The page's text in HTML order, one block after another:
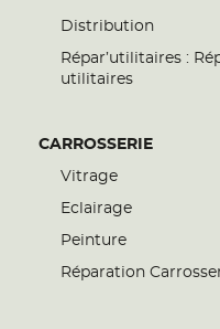
Distribution
Répar’utilitaires :
utilitaires
CARROSSERIE
Vitrage
Eclairage
Peinture
Réparation